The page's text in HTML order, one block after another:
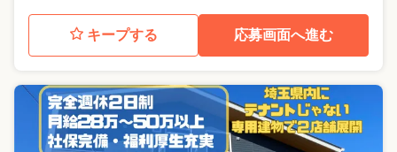
キープする 応募画面へ進む